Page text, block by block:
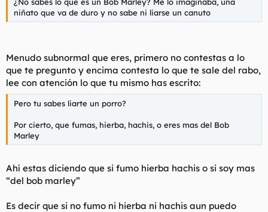
niñato que va de duro y no sabe ni liarse un canuto
Menudo subnormal que eres, primero no contestas a lo
que te pregunto y encima contesta lo que te sale del rabo,
lee con atención lo que tu mismo has escrito:
Pero tu sabes liarte un porro?
Por cierto, que fumas, hierba, hachis, o eres mas del Bob
Marley
Ahí estas diciendo que si fumo hierba hachis o si soy mas
“del bob marley”
Es decir que si no fumo ni hierba ni hachis aun puedo